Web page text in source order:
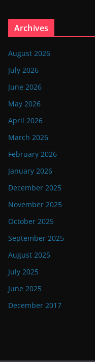
Archives
August 2026
July 2026
June 2026
May 2026
April 2026
March 2026
February 2026
January 2026
December 2025
November 2025
October 2025
September 2025
August 2025
July 2025
June 2025
December 2017